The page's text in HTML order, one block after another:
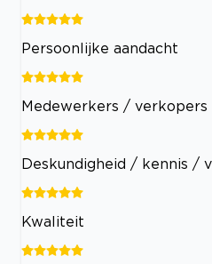
Persoonlijke aandacht
Medewerkers / verkopers
Deskundigheid / kennis /
Kwaliteit